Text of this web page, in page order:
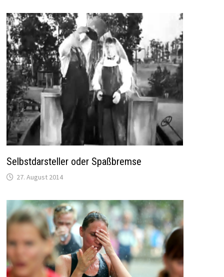
Selbstdarsteller oder Spaßbremse
27. August 2014